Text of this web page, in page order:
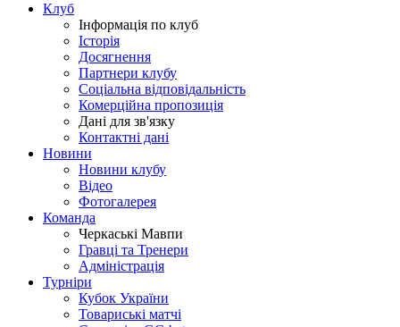
Клуб
Інформація по клуб
Історія
Досягнення
Партнери клубу
Соціальна відповідальність
Комерційна пропозиція
Дані для зв'язку
Контактні дані
Новини
Новини клубу
Відео
Фотогалерея
Команда
Черкаські Мавпи
Гравці та Тренери
Адміністрація
Турніри
Кубок України
Товариські матчі